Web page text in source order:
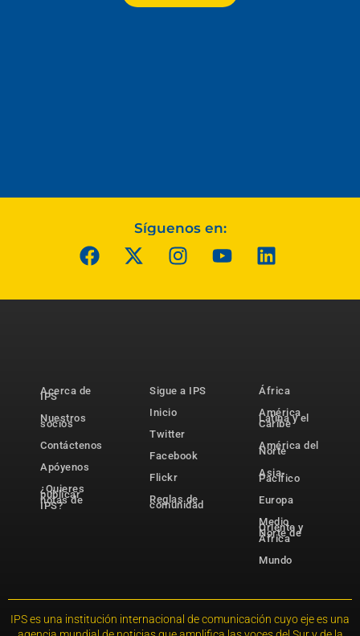
Síguenos en:
Acerca de
IPS
Nuestros
socios
Contáctenos
Apóyenos
¿Quieres
publicar
notas de
IPS?
Sigue a IPS
Inicio
Twitter
Facebook
Flickr
Reglas de
comunidad
África
América
Latina y el
Caribe
América del
Norte
Asia-
Pacífico
Europa
Medio
Oriente y
Norte de
África
Mundo
IPS es una institución internacional de comunicación cuyo eje es una